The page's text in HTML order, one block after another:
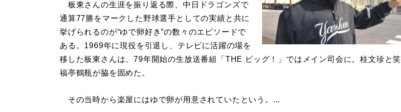
板東さんの生涯を振り返る際、中日ドラゴンズで
通算77勝をマークした野球選手としての実績と共に
挙げられるのが“ゆで卵好き”の数々のエピソードで
ある。1969年に現役を引退し、テレビに活躍の場を
移した板東さんは、79年開始の生放送番組「THE ビッグ！」ではメイン司会に。桂文珍と笑
福亭鶴瓶が脇を固めた。
その当時から楽屋にはゆで卵が用意されていたという。...